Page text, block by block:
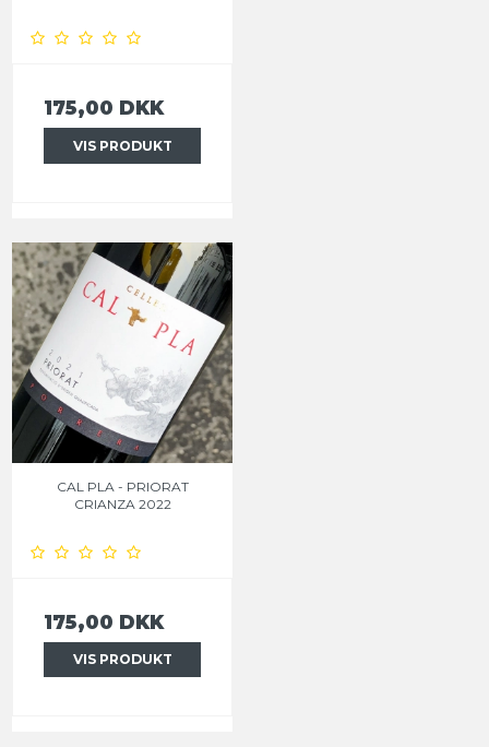
175,00 DKK
VIS PRODUKT
CAL PLA - PRIORAT
CRIANZA 2022
175,00 DKK
VIS PRODUKT